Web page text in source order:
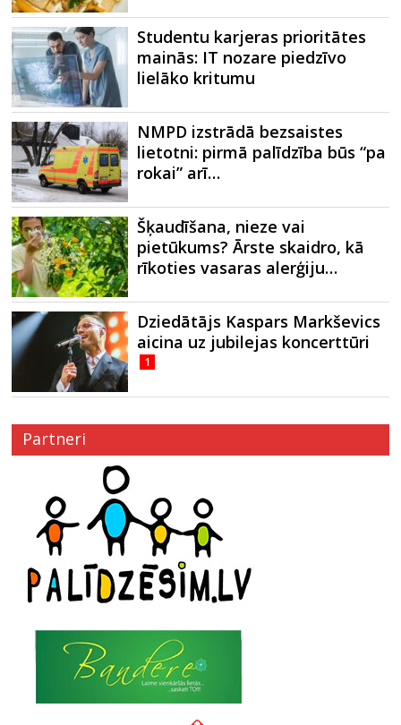
Studentu karjeras prioritātes
mainās: IT nozare piedzīvo
lielāko kritumu
NMPD izstrādā bezsaistes
lietotni: pirmā palīdzība būs “pa
rokai” arī…
Šķaudīšana, nieze vai
pietūkums? Ārste skaidro, kā
rīkoties vasaras alerģiju…
Dziedātājs Kaspars Markševics
aicina uz jubilejas koncerttūri
1
Partneri